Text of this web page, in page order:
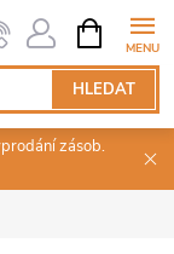
HLEDAT
NÁKUPNÍ
KOŠÍK
zásob.